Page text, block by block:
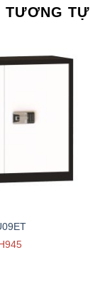
TƯƠNG TỰ